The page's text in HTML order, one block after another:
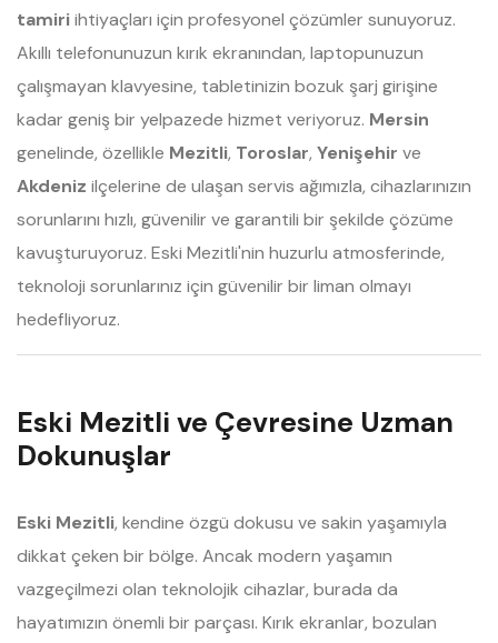
tamiriihtiyaçları için profesyonel çözümler sunuyoruz.
Akıllı telefonunuzun kırık ekranından, laptopunuzun
çalışmayan klavyesine, tabletinizin bozuk şarj girişine
kadar geniş bir yelpazede hizmet veriyoruz. Mersin
genelinde, özellikle Mezitli, Toroslar, Yenişehir ve
Akdeniz ilçelerine de ulaşan servis ağımızla, cihazlarınızın
sorunlarını hızlı, güvenilir ve garantili bir şekilde çözüme
kavuşturuyoruz. Eski Mezitli'nin huzurlu atmosferinde,
teknoloji sorunlarınız için güvenilir bir liman olmayı
hedefliyoruz.
Eski Mezitli ve Çevresine Uzman
Dokunuşlar
Eski Mezitli, kendine özgü dokusu ve sakin yaşamıyla
dikkat çeken bir bölge. Ancak modern yaşamın
vazgeçilmezi olan teknolojik cihazlar, burada da
hayatımızın önemli bir parçası. Kırık ekranlar, bozulan